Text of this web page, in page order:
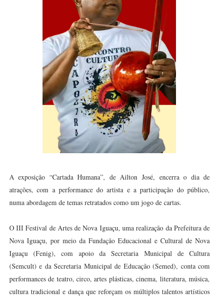
A exposição “Cartada Humana”, de Ailton José, encerra o dia de
atrações, com a performance do artista e a participação do público,
numa abordagem de temas retratados como um jogo de cartas.
O III Festival de Artes de Nova Iguaçu, uma realização da Prefeitura de
Nova Iguaçu, por meio da Fundação Educacional e Cultural de Nova
Iguaçu (Fenig), com apoio da Secretaria Municipal de Cultura
(Semcult) e da Secretaria Municipal de Educação (Semed), conta com
performances de teatro, circo, artes plásticas, cinema, literatura, música,
cultura tradicional e dança que reforçam os múltiplos talentos artísticos